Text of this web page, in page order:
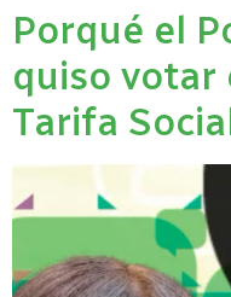
Porqué el
quiso votar
Tarifa